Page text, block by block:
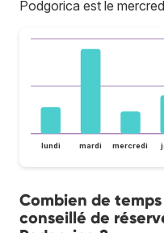
Podgorica est le
lundi mardi mercredi
Combien de
conseillé de